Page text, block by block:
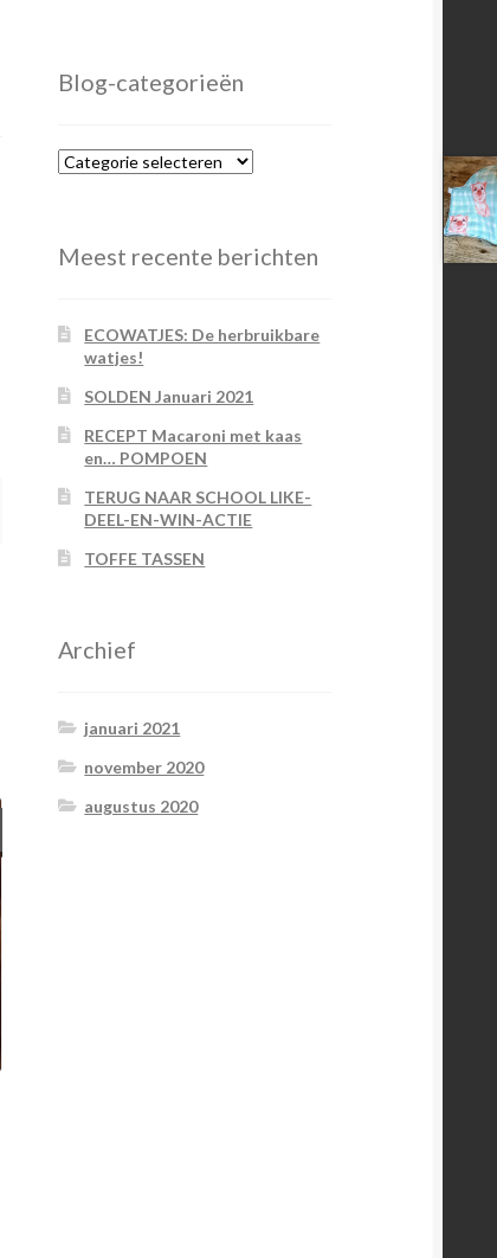
Blog-categorieën
Blog-
Meest recente berichten
ECOWATJES: De herbruikbare
watjes!
SOLDEN Januari 2021
RECEPT Macaroni met kaas
en… POMPOEN
TERUG NAAR SCHOOL LIKE-
DEEL-EN-WIN-ACTIE
TOFFE TASSEN
Archief
januari 2021
november 2020
augustus 2020